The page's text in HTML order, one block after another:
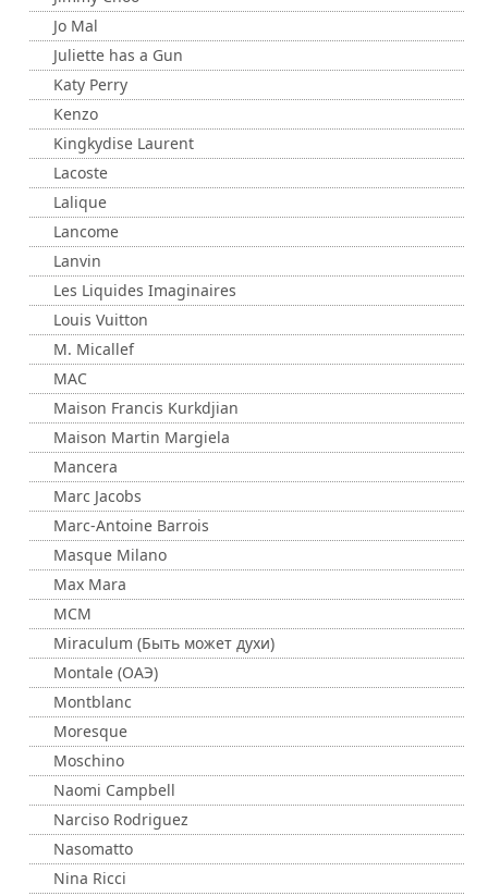
Jo Mal
Juliette has a Gun
Katy Perry
Kenzo
Kingkydise Laurent
Lacoste
Lalique
Lancome
Lanvin
Les Liquides Imaginaires
Louis Vuitton
M. Micallef
MAC
Maison Francis Kurkdjian
Maison Martin Margiela
Mancera
Marc Jacobs
Marc-Antoine Barrois
Masque Milano
Max Mara
MCM
Miraculum (Быть может духи)
Montale (ОАЭ)
Montblanc
Moresque
Moschino
Naomi Campbell
Narciso Rodriguez
Nasomatto
Nina Ricci